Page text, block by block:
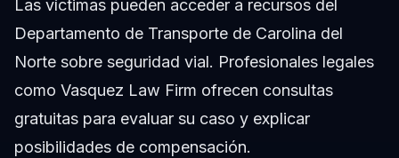
Las víctimas pueden acceder a recursos del
Departamento de Transporte de Carolina del
Norte sobre seguridad vial. Profesionales legales
como Vasquez Law Firm ofrecen consultas
gratuitas para evaluar su caso y explicar
posibilidades de compensación.